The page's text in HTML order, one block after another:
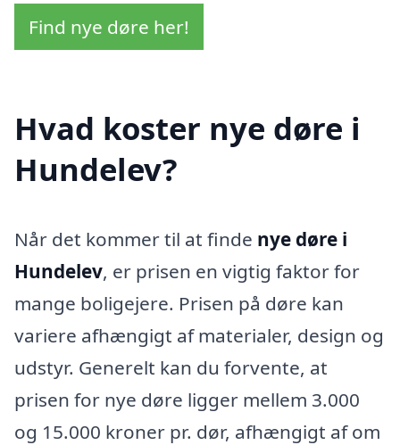
Find nye døre her!
Hvad koster nye døre i
Hundelev?
Når det kommer til at finde nye døre i
Hundelev, er prisen en vigtig faktor for
mange boligejere. Prisen på døre kan
variere afhængigt af materialer, design og
udstyr. Generelt kan du forvente, at
prisen for nye døre ligger mellem 3.000
og 15.000 kroner pr. dør, afhængigt af om